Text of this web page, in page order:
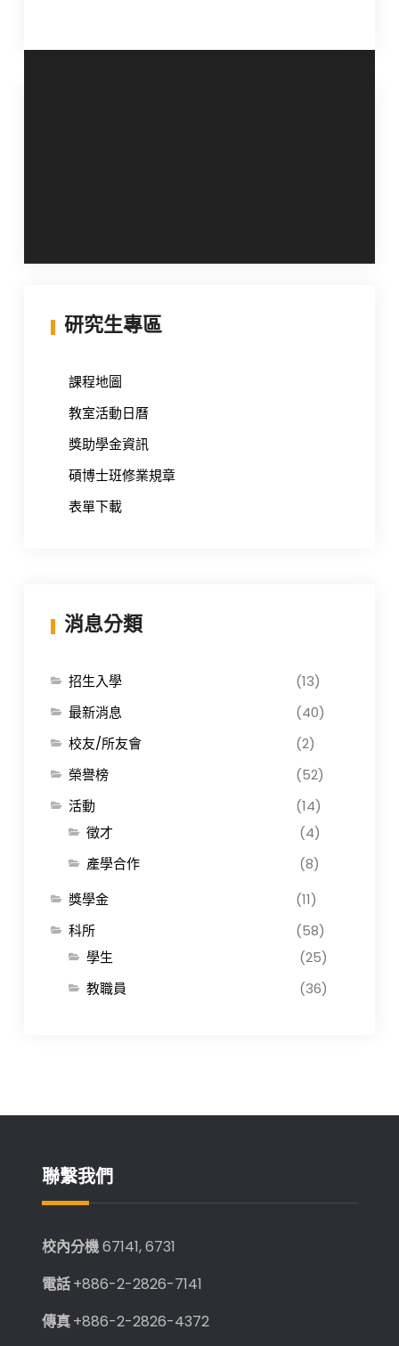
研究生專區
課程地圖
教室活動日曆
獎助學金資訊
碩博士班修業規章
表單下載
消息分類
招生入學
(13)
最新消息
(40)
校友/所友會
(2)
榮譽榜
(52)
活動
(14)
徵才
(4)
產學合作
(8)
獎學金
(11)
科所
(58)
學生
(25)
教職員
(36)
聯繫我們
校內分機67141, 6731
電話+886-2-2826-7141
傳真+886-2-2826-4372